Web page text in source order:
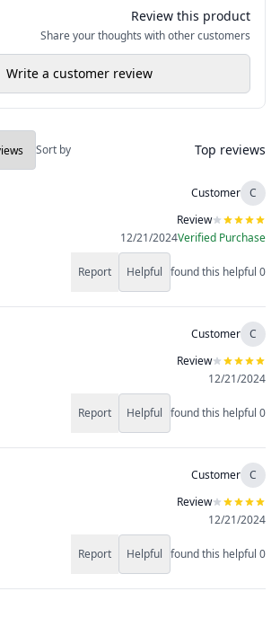
Review this product
Share your thoughts with other customers
Write a customer review
Top reviews
Sort by
C
Customer
Review
Verified Purchase
12/21/2024
0
found this helpful
Helpful
Report
C
Customer
Review
12/21/2024
0
found this helpful
Helpful
Report
C
Customer
Review
12/21/2024
0
found this helpful
Helpful
Report